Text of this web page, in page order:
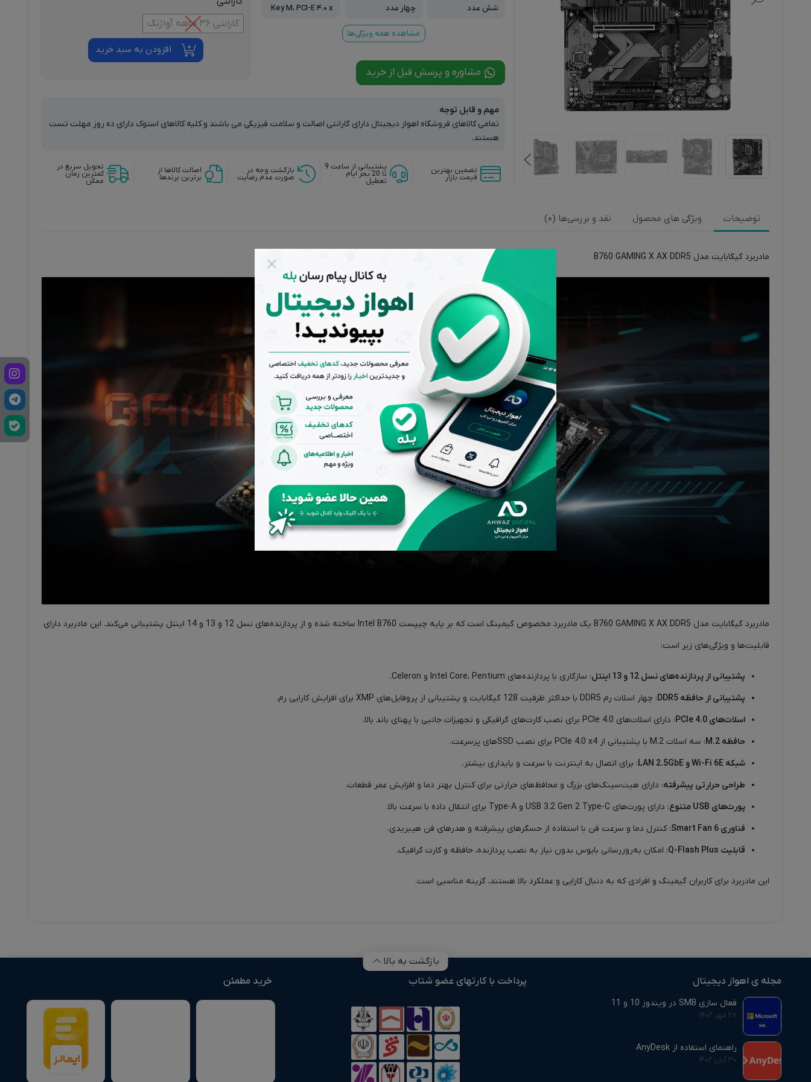
شش عدد
چهار عدد
Key M، PCI-E ۴.۰ x
مشاهده همه ویژگی‌ها
مشاوره و پرسش قبل از خرید
گارانتی 36 ماهه آواژنگ
افزودن به سبد خرید
مهم و قابل توجه
تمامی کالاهای فروشگاه اهواز دیجیتال دارای گارانتی اصالت و سلامت فیزیکی می باشند و کلیه کالاهای استوک دارای ده روز مهلت تست
هستند.
تضمین بهترین
قیمت بازار
پشتیبانی از ساعت 9
تا 20 بجز ایام
تعطیل
بازگشت وجه در
صورت عدم رضایت
اصالت کالاها از
برترین برندها
تحویل سریع در
کمترین زمان
ممکن
توضیحات ویژگی های محصول نقد و بررسی‌ها (0)
مادربرد گیگابایت مدل B760 GAMING X AX DDR5
مادربرد گیگابایت مدل B760 GAMING X AX DDR5 یک مادربرد مخصوص گیمینگ است که بر پایه چیپست Intel B760 ساخته شده و از پردازنده‌های نسل 12 و 13 و 14 اینتل پشتیبانی می‌کند. این مادربرد دارای
قابلیت‌ها و ویژگی‌های زیر است:
پشتیبانی از پردازنده‌های نسل 12 و 13 اینتل
: سازگاری با پردازنده‌های Intel Core، Pentium و Celeron.
پشتیبانی از حافظه DDR5
: چهار اسلات رم DDR5 با حداکثر ظرفیت 128 گیگابایت و پشتیبانی از پروفایل‌های XMP برای افزایش کارایی رم.
اسلات‌های PCIe 4.0
: دارای اسلات‌های PCIe 4.0 برای نصب کارت‌های گرافیکی و تجهیزات جانبی با پهنای باند بالا.
حافظه M.2
: سه اسلات M.2 با پشتیبانی از PCIe 4.0 x4 برای نصب SSDهای پرسرعت.
شبکه Wi-Fi 6E و LAN 2.5GbE
: برای اتصال به اینترنت با سرعت و پایداری بیشتر.
طراحی حرارتی پیشرفته: دارای هیت‌سینک‌های بزرگ و محافظ‌های حرارتی برای کنترل بهتر دما و افزایش عمر قطعات.
پورت‌های USB متنوع
: دارای پورت‌های USB 3.2 Gen 2 Type-C و Type-A برای انتقال داده با سرعت بالا.
فناوری Smart Fan 6
: کنترل دما و سرعت فن با استفاده از حسگرهای پیشرفته و هدرهای فن هیبریدی.
قابلیت Q-Flash Plus
: امکان به‌روزرسانی بایوس بدون نیاز به نصب پردازنده، حافظه و کارت گرافیک.
این مادربرد برای کاربران گیمینگ و افرادی که به دنبال کارایی و عملکرد بالا هستند، گزینه مناسبی است.
بازگشت به بالا
مجله ی اهواز دیجیتال
فعال سازی SMB در ویندوز 10 و 11
۲۷ مهر ۱۴۰۲
راهنمای استفاده از AnyDesk
۳۰ آبان ۱۴۰۲
پرداخت با کارتهای عضو شتاب خرید مطمئن